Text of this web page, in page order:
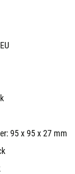
95 x 95 x 27 mm